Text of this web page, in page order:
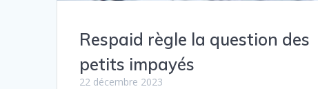
Respaid règle la question des
petits impayés
22 décembre 2023